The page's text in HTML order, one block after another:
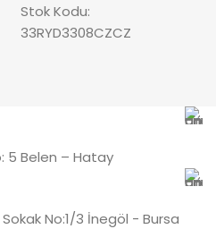
Stok Kodu:
33RYD3308CZCZ
5 Belen – Hatay
No:1/3 İnegöl - Bursa